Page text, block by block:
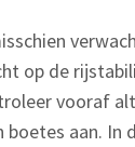
op de
vooraf
aan. In